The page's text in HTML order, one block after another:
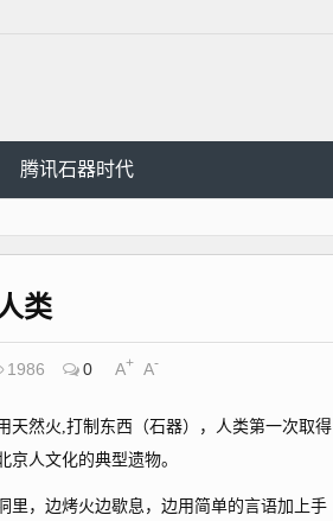
腾讯石器时代
类
1986 0 A+ A-
然火,打制东西（石器），人类第一次取得
京人文化的典型遗物。
，边烤火边歇息，边用简单的言语加上手